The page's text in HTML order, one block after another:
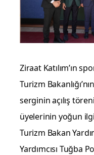
Ziraat Katılım’ın
Turizm
serginin açılış
üyelerinin yoğun
Turizm Bakan
Yardımcısı Tuğba